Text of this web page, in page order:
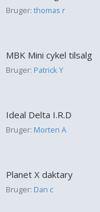
Bruger: thomas r
MBK Mini cykel tilsalg
Bruger: Patrick Y
Ideal Delta I.R.D
Bruger: Morten A
Planet X daktary
Bruger: Dan c